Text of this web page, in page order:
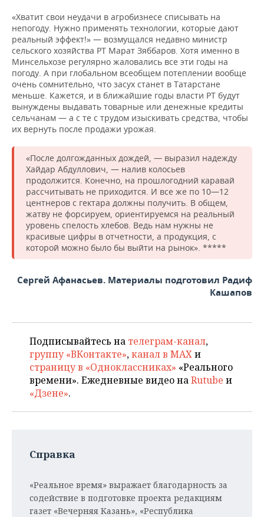
«Хватит свои неудачи в агробизнесе списывать на
непогоду. Нужно применять технологии, которые дают
реальный эффект!» — возмущался недавно министр
сельского хозяйства РТ Марат Зяббаров. Хотя именно в
Минсельхозе регулярно жаловались все эти годы на
погоду. А при глобальном всеобщем потеплении вообще
очень сомнительно, что засух станет в Татарстане
меньше. Кажется, и в ближайшие годы власти РТ будут
вынуждены выдавать товарные или денежные кредиты
сельчанам — а с те с трудом изыскивать средства, чтобы
их вернуть после продажи урожая.
«После долгожданных дождей, — выразил надежду
Хайдар Абдуллович, — налив колосьев
продолжится. Конечно, на прошлогодний каравай
рассчитывать не приходится. И все же по 10—12
центнеров с гектара должны получить. В общем,
жатву не форсируем, ориентируемся на реальный
уровень спелость хлебов. Ведь нам нужны не
красивые цифры в отчетности, а продукция, с
которой можно было бы выйти на рынок». *****
Сергей Афанасьев. Материалы подготовил Радиф
Кашапов
Подписывайтесь на телеграм-канал,
группу «ВКонтакте»,канал в MAXи
страницу в «Одноклассниках» «Реального
времени». Ежедневные видео наRutube и
«Дзене».
Справка
«Реальное время» выражает благодарность за
содействие в подготовке проекта редакциям
газет «Вечерняя Казань», «Республика